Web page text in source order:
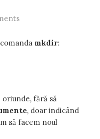
mkdir:
oriunde, fără să
, doar indicând
să facem noul